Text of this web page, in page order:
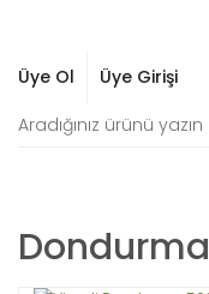
Üye Ol Üye Girişi
Dondurma